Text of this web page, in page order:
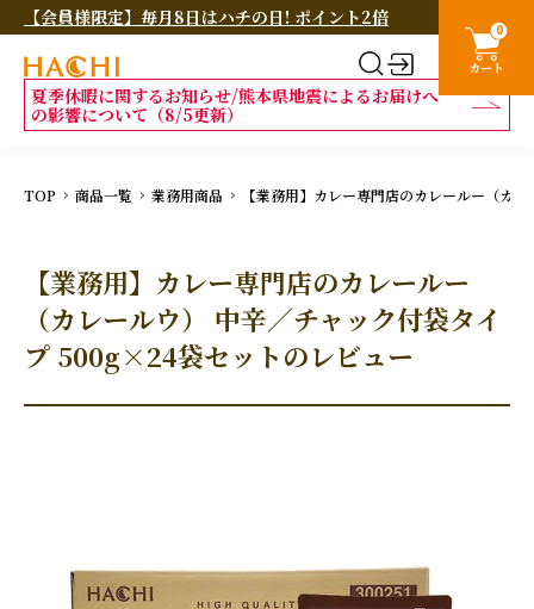
【会員様限定】毎月8日はハチの日! ポイント2倍
夏季休暇に関するお知らせ/熊本県地震によるお届けへ
の影響について（8/5更新）
0
カート
TOP 商品一覧 業務用商品 【業務用】カレー専門店のカレールー（カ
【業務用】カレー専門店のカレールー
（カレールウ） 中辛／チャック付袋タイ
プ 500g×24袋セットのレビュー